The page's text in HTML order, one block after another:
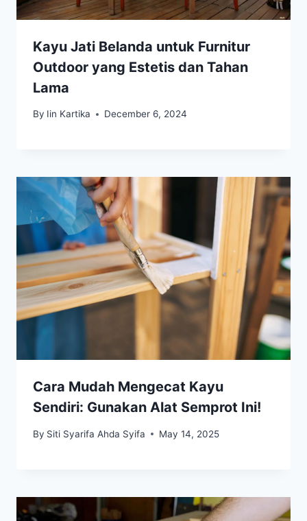
Kayu Jati Belanda untuk Furnitur
Outdoor yang Estetis dan Tahan
Lama
By Iin Kartika December 6, 2024
Cara Mudah Mengecat Kayu
Sendiri: Gunakan Alat Semprot Ini!
By Siti Syarifa Ahda Syifa May 14, 2025